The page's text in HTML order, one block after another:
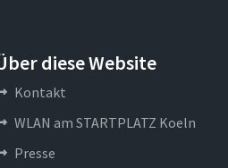
diese Website
Kontakt
WLAN am STARTPLATZ Koeln
Presse